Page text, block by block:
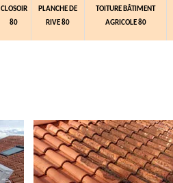
CLOSOIR
80
PLANCHE DE
RIVE 80
TOITURE BÂTIMENT
AGRICOLE 80